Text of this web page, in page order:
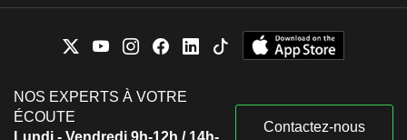
NOS EXPERTS À VOTRE
ÉCOUTE
Lundi - Vendredi 9h-12h / 14h-
Contactez-nous